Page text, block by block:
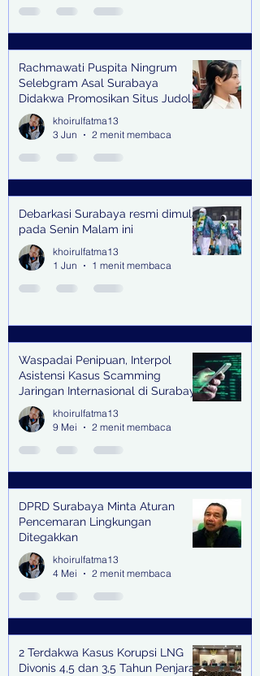
Rachmawati Puspita Ningrum
Selebgram Asal Surabaya
Didakwa Promosikan Situs Judol,
Raup Rp2 Juta dari Tiga Kali
Endorse
khoirulfatma13
3 Jun
2 menit membaca
Debarkasi Surabaya resmi dimulai
pada Senin Malam ini
khoirulfatma13
1 Jun
1 menit membaca
Waspadai Penipuan, Interpol
Asistensi Kasus Scamming
Jaringan Internasional di Surabaya
khoirulfatma13
9 Mei
2 menit membaca
DPRD Surabaya Minta Aturan
Pencemaran Lingkungan
Ditegakkan
khoirulfatma13
4 Mei
2 menit membaca
2 Terdakwa Kasus Korupsi LNG
Divonis 4,5 dan 3,5 Tahun Penjara